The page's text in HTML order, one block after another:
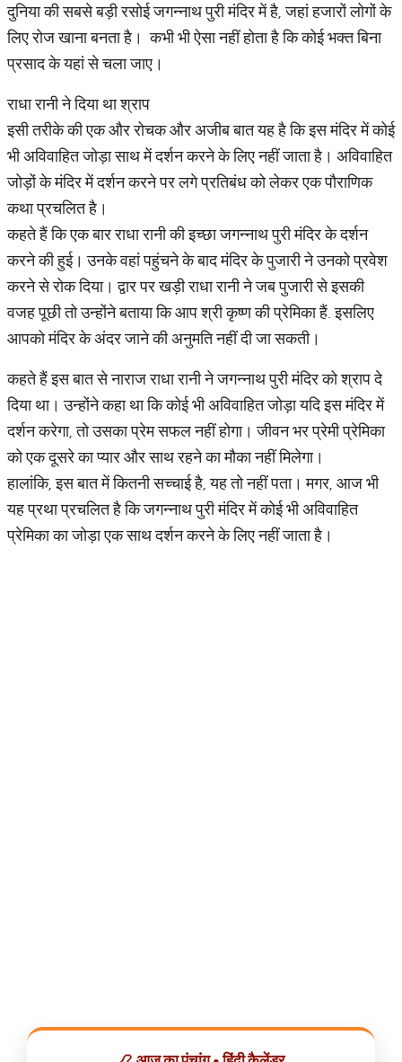
दुनिया की सबसे बड़ी रसोई जगन्नाथ पुरी मंदिर में है, जहां हजारों लोगों के
लिए रोज खाना बनता है। कभी भी ऐसा नहीं होता है कि कोई भक्त बिना
प्रसाद के यहां से चला जाए।
राधा रानी ने दिया था श्राप
इसी तरीके की एक और रोचक और अजीब बात यह है कि इस मंदिर में कोई
भी अविवाहित जोड़ा साथ में दर्शन करने के लिए नहीं जाता है। अविवाहित
जोड़ों के मंदिर में दर्शन करने पर लगे प्रतिबंध को लेकर एक पौराणिक
कथा प्रचलित है।
कहते हैं कि एक बार राधा रानी की इच्छा जगन्नाथ पुरी मंदिर के दर्शन
करने की हुई। उनके वहां पहुंचने के बाद मंदिर के पुजारी ने उनको प्रवेश
करने से रोक दिया। द्वार पर खड़ी राधा रानी ने जब पुजारी से इसकी
वजह पूछी तो उन्होंने बताया कि आप श्री कृष्ण की प्रेमिका हैं. इसलिए
आपको मंदिर के अंदर जाने की अनुमति नहीं दी जा सकती।
कहते हैं इस बात से नाराज राधा रानी ने जगन्नाथ पुरी मंदिर को श्राप दे
दिया था। उन्होंने कहा था कि कोई भी अविवाहित जोड़ा यदि इस मंदिर में
दर्शन करेगा, तो उसका प्रेम सफल नहीं होगा। जीवन भर प्रेमी प्रेमिका
को एक दूसरे का प्यार और साथ रहने का मौका नहीं मिलेगा।
हालांकि, इस बात में कितनी सच्चाई है, यह तो नहीं पता। मगर, आज भी
यह प्रथा प्रचलित है कि जगन्नाथ पुरी मंदिर में कोई भी अविवाहित
प्रेमिका का जोड़ा एक साथ दर्शन करने के लिए नहीं जाता है।